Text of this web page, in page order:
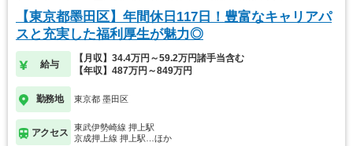
【東京都墨田区】年間休日117日！豊富なキャリアパ
スと充実した福利厚生が魅力◎
給与
【月収】34.4万円～59.2万円諸手当含む
【年収】487万円～849万円
勤務地 東京都 墨田区
アクセス
東武伊勢崎線 押上駅
京成押上線 押上駅…ほか